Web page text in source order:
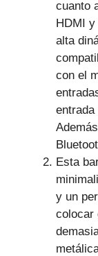
cuanto
HDMI
alta
con el
Esta
y un
colocar